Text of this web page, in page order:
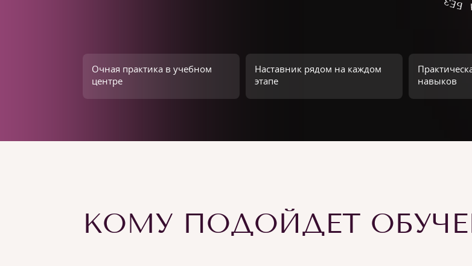
Очная практика в учебном
центре
Наставник рядом на каждом
этапе
навыков
КОМУ ПОДОЙДЕТ